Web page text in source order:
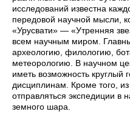
исследований известна
передовой научной мысли,
«Урусвати» — «Утренняя
всем научным миром.
археологию, филологию,
метеорологию. В научном
иметь возможность круглый
дисциплинам. Кроме того,
отправляться экспедиции в
земного шара.